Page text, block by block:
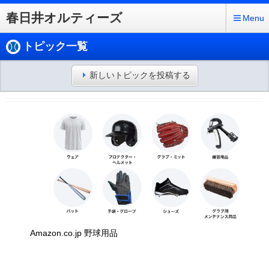
春日井オルティーズ Menu
トピック一覧
新しいトピックを投稿する
Amazon.co.jp 野球用品